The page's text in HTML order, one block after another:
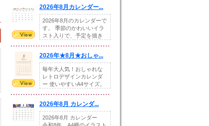
2026年8月カレンダー...
2026年8月のカレンダーで
す。 季節のかわいいイラ
スト入りで、予定を描き
2026年★8月★おしゃ...
毎年大人気！おしゃれな
レトロデザインカレンダ
ー 使いやすいA4サイズ。
2026年8月 カレンダ...
2026年8月 カレンダー